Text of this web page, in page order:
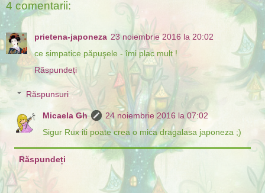
4 comentarii:
prietena-japoneza 23 noiembrie 2016 la 20:02
ce simpatice păpuşele - îmi plac mult !
Răspundeți
Răspunsuri
Micaela Gh
24 noiembrie 2016 la 07:02
Sigur Rux iti poate crea o mica dragalasa japoneza ;)
Răspundeți